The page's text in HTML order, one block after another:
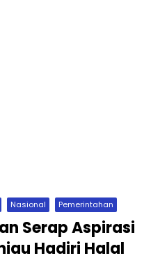
Nasional Pemerintahan
Serap Aspirasi
Hadiri Halal